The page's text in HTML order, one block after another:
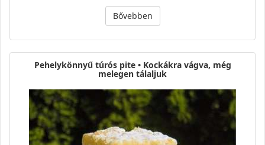
Bővebben
Pehelykönnyű túrós pite • Kockákra vágva, még
melegen tálaljuk